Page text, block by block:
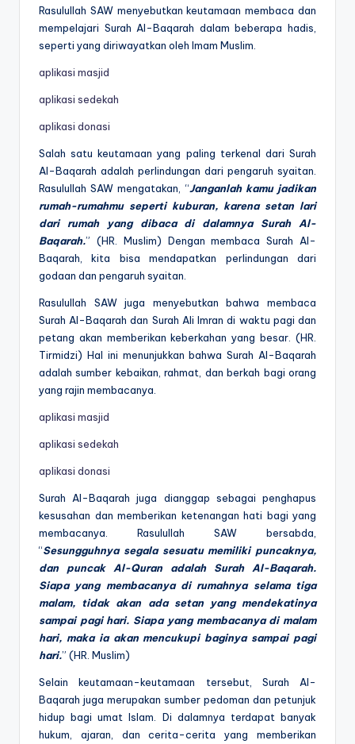
Rasulullah SAW menyebutkan keutamaan membaca dan
mempelajari Surah Al-Baqarah dalam beberapa hadis,
seperti yang diriwayatkan oleh Imam Muslim.
aplikasi masjid
aplikasi sedekah
aplikasi donasi
Salah satu keutamaan yang paling terkenal dari Surah
Al-Baqarah adalah perlindungan dari pengaruh syaitan.
Rasulullah SAW mengatakan, “Janganlah kamu jadikan
rumah-rumahmu seperti kuburan, karena setan lari
dari rumah yang dibaca di dalamnya Surah Al-
Baqarah.” (HR. Muslim) Dengan membaca Surah Al-
Baqarah, kita bisa mendapatkan perlindungan dari
godaan dan pengaruh syaitan.
Rasulullah SAW juga menyebutkan bahwa membaca
Surah Al-Baqarah dan Surah Ali Imran di waktu pagi dan
petang akan memberikan keberkahan yang besar. (HR.
Tirmidzi) Hal ini menunjukkan bahwa Surah Al-Baqarah
adalah sumber kebaikan, rahmat, dan berkah bagi orang
yang rajin membacanya.
aplikasi masjid
aplikasi sedekah
aplikasi donasi
Surah Al-Baqarah juga dianggap sebagai penghapus
kesusahan dan memberikan ketenangan hati bagi yang
membacanya. Rasulullah SAW bersabda,
“Sesungguhnya segala sesuatu memiliki puncaknya,
dan puncak Al-Quran adalah Surah Al-Baqarah.
Siapa yang membacanya di rumahnya selama tiga
malam, tidak akan ada setan yang mendekatinya
sampai pagi hari. Siapa yang membacanya di malam
hari, maka ia akan mencukupi baginya sampai pagi
hari.” (HR. Muslim)
Selain keutamaan-keutamaan tersebut, Surah Al-
Baqarah juga merupakan sumber pedoman dan petunjuk
hidup bagi umat Islam. Di dalamnya terdapat banyak
hukum, ajaran, dan cerita-cerita yang memberikan